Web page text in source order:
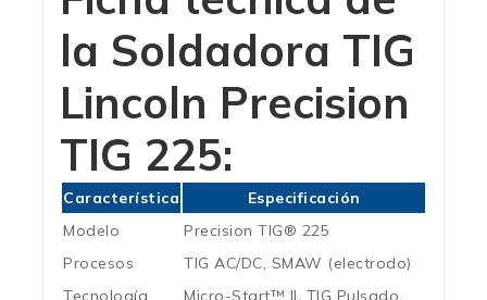
la Soldadora TIG
Lincoln Precision
TIG 225:
Característica
Especificación
Modelo
Precision TIG® 225
Procesos
TIG AC/DC, SMAW (electrodo)
Tecnología
Micro-Start™ II, TIG Pulsado,